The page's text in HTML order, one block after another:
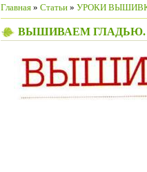
Главная » Статьи » УРОКИ
ВЫШИВАЕМ